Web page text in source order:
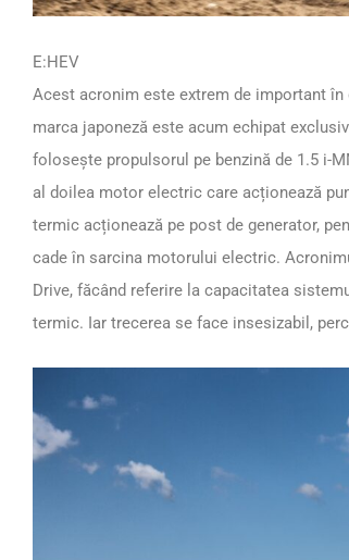
E:HEV
Acest acronim este extrem de important în
marca japoneză este acum echipat
folosește propulsorul pe benzină de 1.5 i-
al doilea motor electric care acționează
termic acționează pe post de generator,
cade în sarcina motorului electric.
Drive, făcând referire la capacitatea
termic. Iar trecerea se face insesizabil,